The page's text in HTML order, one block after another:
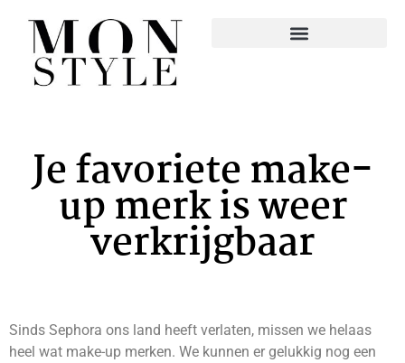
Je favoriete make-
up merk is weer
verkrijgbaar
Sinds Sephora ons land heeft verlaten, missen we helaas
heel wat make-up merken. We kunnen er gelukkig nog een